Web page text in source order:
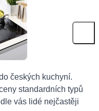
českých kuchyní.
standardních typů
vás lidé nejčastěji